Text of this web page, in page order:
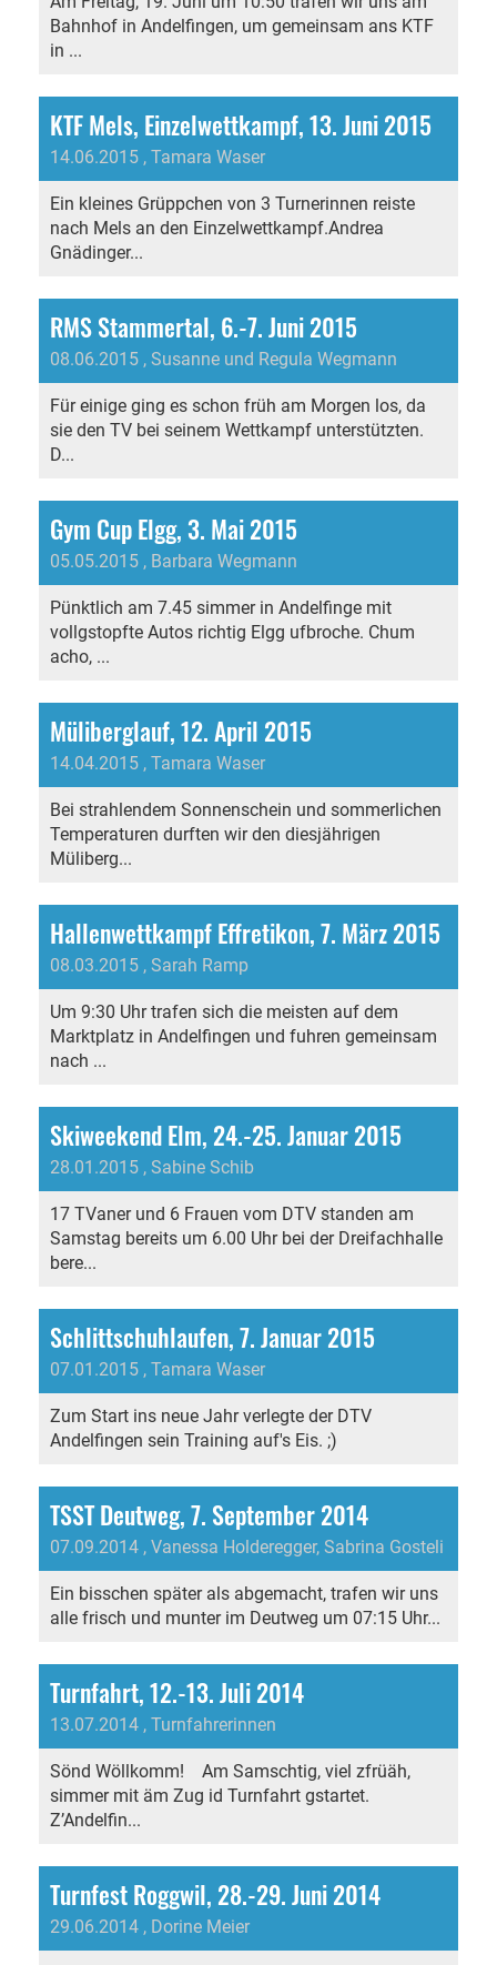
Bahnhof in Andelfingen, um gemeinsam ans KTF
in ...
KTF Mels, Einzelwettkampf, 13. Juni 2015
14.06.2015 , Tamara Waser
Ein kleines Grüppchen von 3 Turnerinnen reiste
nach Mels an den Einzelwettkampf.Andrea
Gnädinger...
RMS Stammertal, 6.-7. Juni 2015
08.06.2015 , Susanne und Regula Wegmann
Für einige ging es schon früh am Morgen los, da
sie den TV bei seinem Wettkampf unterstützten.
D...
Gym Cup Elgg, 3. Mai 2015
05.05.2015 , Barbara Wegmann
Pünktlich am 7.45 simmer in Andelfinge mit
vollgstopfte Autos richtig Elgg ufbroche. Chum
acho, ...
Müliberglauf, 12. April 2015
14.04.2015 , Tamara Waser
Bei strahlendem Sonnenschein und sommerlichen
Temperaturen durften wir den diesjährigen
Müliberg...
Hallenwettkampf Effretikon, 7. März 2015
08.03.2015 , Sarah Ramp
Um 9:30 Uhr trafen sich die meisten auf dem
Marktplatz in Andelfingen und fuhren gemeinsam
nach ...
Skiweekend Elm, 24.-25. Januar 2015
28.01.2015 , Sabine Schib
17 TVaner und 6 Frauen vom DTV standen am
Samstag bereits um 6.00 Uhr bei der Dreifachhalle
bere...
Schlittschuhlaufen, 7. Januar 2015
07.01.2015 , Tamara Waser
Zum Start ins neue Jahr verlegte der DTV
Andelfingen sein Training auf's Eis. ;)
TSST Deutweg, 7. September 2014
07.09.2014 , Vanessa Holderegger, Sabrina Gosteli
Ein bisschen später als abgemacht, trafen wir uns
alle frisch und munter im Deutweg um 07:15 Uhr...
Turnfahrt, 12.-13. Juli 2014
13.07.2014 , Turnfahrerinnen
Sönd Wöllkomm! Am Samschtig, viel zfrüäh,
simmer mit äm Zug id Turnfahrt gstartet.
Z’Andelfin...
Turnfest Roggwil, 28.-29. Juni 2014
29.06.2014 , Dorine Meier